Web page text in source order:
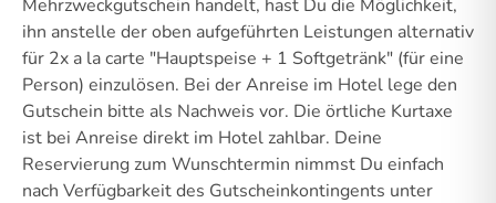
Mehrzweckgutschein handelt, hast Du die Möglichkeit,
ihn anstelle der oben aufgeführten Leistungen alternativ
für 2x a la carte "Hauptspeise + 1 Softgetränk" (für eine
Person) einzulösen. Bei der Anreise im Hotel lege den
Gutschein bitte als Nachweis vor. Die örtliche Kurtaxe
ist bei Anreise direkt im Hotel zahlbar. Deine
Reservierung zum Wunschtermin nimmst Du einfach
nach Verfügbarkeit des Gutscheinkontingents unter